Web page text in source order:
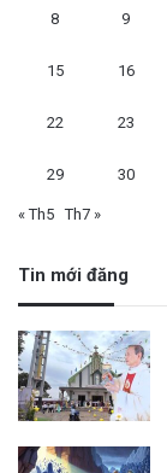
8 9
15 16
22 23
29 30
« Th5 Th7 »
Tin mới đăng